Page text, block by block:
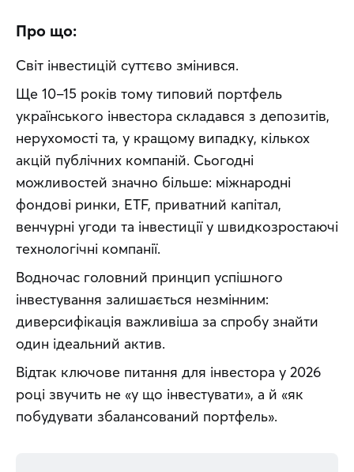
Про що:
Світ інвестицій суттєво змінився.
Ще 10–15 років тому типовий портфель
українського інвестора складався з депозитів,
нерухомості та, у кращому випадку, кількох
акцій публічних компаній. Сьогодні
можливостей значно більше: міжнародні
фондові ринки, ETF, приватний капітал,
венчурні угоди та інвестиції у швидкозростаючі
технологічні компанії.
Водночас головний принцип успішного
інвестування залишається незмінним:
диверсифікація важливіша за спробу знайти
один ідеальний актив.
Відтак ключове питання для інвестора у 2026
році звучить не «у що інвестувати», а й «як
побудувати збалансований портфель».